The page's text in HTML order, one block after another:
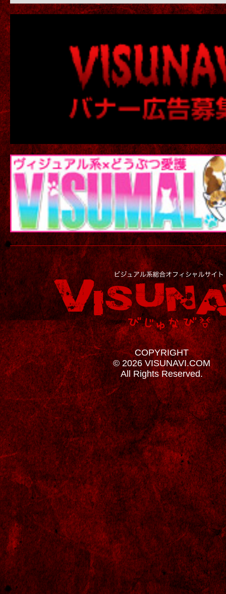
COPYRIGHT
© 2026 VISUNAVI.COM
All Rights Reserved.